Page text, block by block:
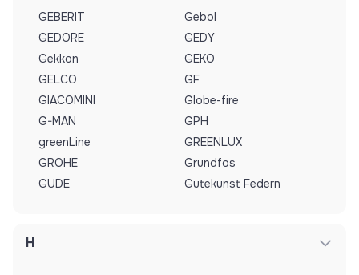
GEBERIT
Gebol
GEDORE
GEDY
Gekkon
GEKO
GELCO
GF
GIACOMINI
Globe-fire
G-MAN
GPH
greenLine
GREENLUX
GROHE
Grundfos
GUDE
Gutekunst Federn
H